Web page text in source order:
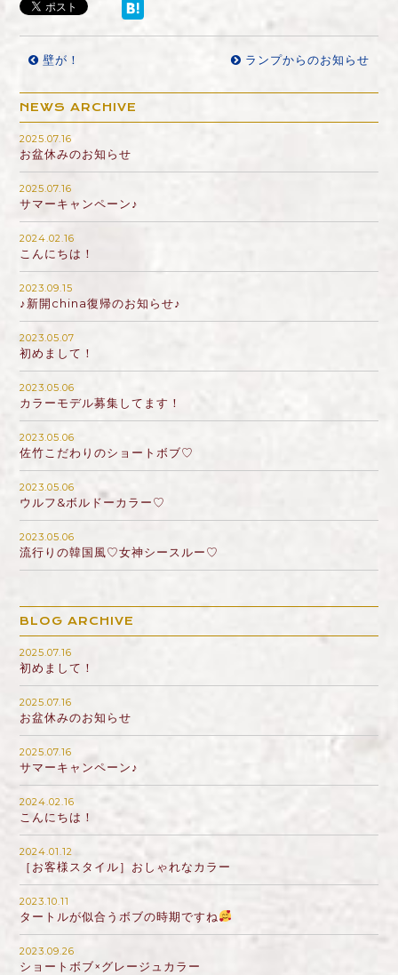
壁が！ ランプからのお知らせ
NEWS ARCHIVE
2025.07.16
お盆休みのお知らせ
2025.07.16
サマーキャンペーン♪
2024.02.16
こんにちは！
2023.09.15
♪新開china復帰のお知らせ♪
2023.05.07
初めまして！
2023.05.06
カラーモデル募集してます！
2023.05.06
佐竹こだわりのショートボブ♡
2023.05.06
ウルフ&ボルドーカラー♡
2023.05.06
流行りの韓国風♡女神シースルー♡
BLOG ARCHIVE
2025.07.16
初めまして！
2025.07.16
お盆休みのお知らせ
2025.07.16
サマーキャンペーン♪
2024.02.16
こんにちは！
2024.01.12
［お客様スタイル］おしゃれなカラー
2023.10.11
タートルが似合うボブの時期ですね
2023.09.26
ショートボブ×グレージュカラー